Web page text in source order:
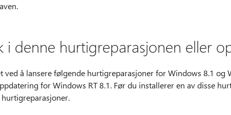
i denne hurtigreparasjonen eller
ved å lansere følgende hurtigreparasjoner for Windows 8.1 og
for Windows RT 8.1. Før du installerer en av disse